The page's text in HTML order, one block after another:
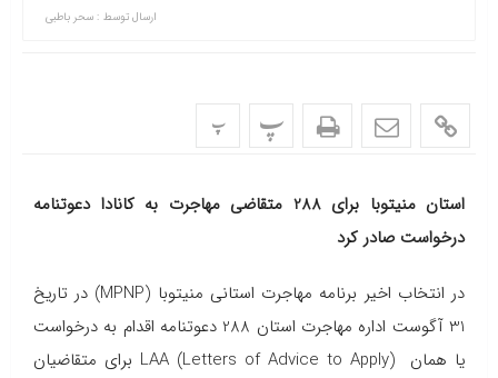
ارسال توسط : سحر باطبی
پ پ
استان منیتوبا برای 288 متقاضی مهاجرت به کانادا دعوتنامه
درخواست صادر کرد
در انتخاب اخیر برنامه مهاجرت استانی منیتوبا (MPNP) در تاریخ
31 آگوست اداره مهاجرت استان 288 دعوتنامه اقدام به درخواست
یا همان LAA (Letters of Advice to Apply) برای متقاضیان